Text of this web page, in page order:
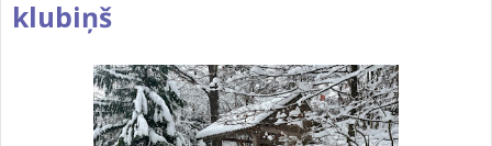
klubiņš